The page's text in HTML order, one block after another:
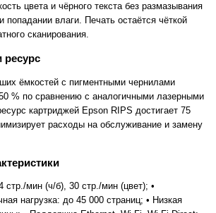
цвета и чёрного текста без размазывания
попадании влаги. Печать остаётся чёткой
сканирования.
ресурс
ёмкостей с пигментными чернилами
% по сравнению с аналогичными лазерными
картриджей Epson RIPS достигает 75
расходы на обслуживание и замену
стр./мин (ч/б), 30 стр./мин (цвет); •
нагрузка: до 45 000 страниц; • Низкая